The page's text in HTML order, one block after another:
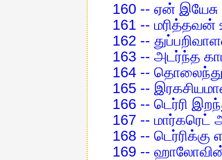
160 -- ஏன்
161 -- மரித்தவன்
162 --
163 -- அடர்ந்த
164 --
165 --
166 -- டெர்ரி
167 --
168 --
169 --